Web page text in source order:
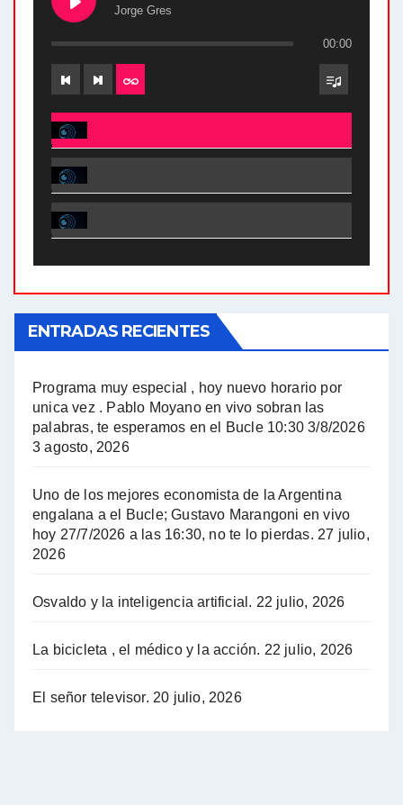
Jorge Gres
00:00
El Bucle News en Radio Gráfica. Bloque 2 . 28.04.24 - Jorge Gres
El Bucle News en Radio Gráfica. Bloque 1 . 28.04.24 - Jorge Gres
El Bucle News en Radio Gráfica. Bloque 2 . 21.04.24 - Jorge Gres
A mayor poder al empresariado le cuesta encontrar resistencia - Jose Urtubey con Jorge Gres
Hugo Yasky : Día de la Militancia - Hugo Yasky con Jorge Gres
Hugo Yasky sobre la Coordinadora de las Industrias de Productos Alimenticios (COPAL) - Hugo Yasky con Jorge Gres
Pablo Moyano sobre el espionaje: "Estos personajes siniestros han hecho mucho daño" - Pablo Moyano con Jorge Gres
ENTRADAS RECIENTES
Programa muy especial , hoy nuevo horario por
unica vez . Pablo Moyano en vivo sobran las
palabras, te esperamos en el Bucle 10:30 3/8/2026
3 agosto, 2026
Uno de los mejores economista de la Argentina
engalana a el Bucle; Gustavo Marangoni en vivo
hoy 27/7/2026 a las 16:30, no te lo pierdas. 27 julio,
2026
Osvaldo y la inteligencia artificial. 22 julio, 2026
La bicicleta , el médico y la acción. 22 julio, 2026
El señor televisor. 20 julio, 2026